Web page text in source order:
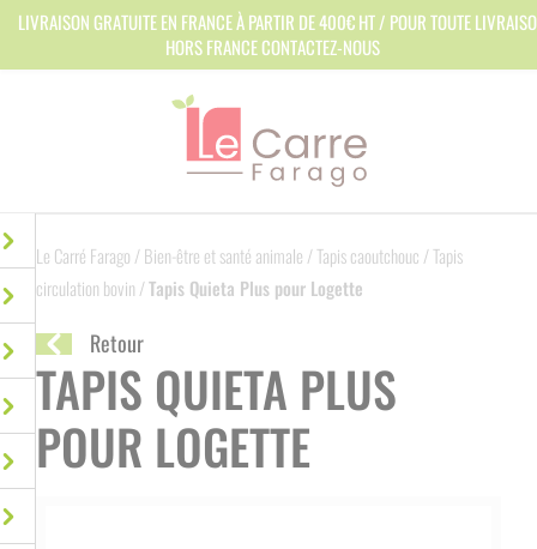
Le Carré Farago /Bien-être et santé animale /Tapis caoutchouc /Tapis
circulation bovin /Tapis Quieta Plus pour Logette
Retour
TAPIS QUIETA PLUS
POUR LOGETTE
LIVRAISON GRATUITE EN FRANCE À PARTIR DE 400€ HT / POUR TOUTE
HORS FRANCE CONTACTEZ-NOUS
Panneau de gestion des cookies